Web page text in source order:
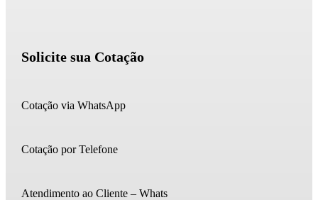
Solicite sua Cotação
Cotação via WhatsApp
Cotação por Telefone
Atendimento ao Cliente – Whats